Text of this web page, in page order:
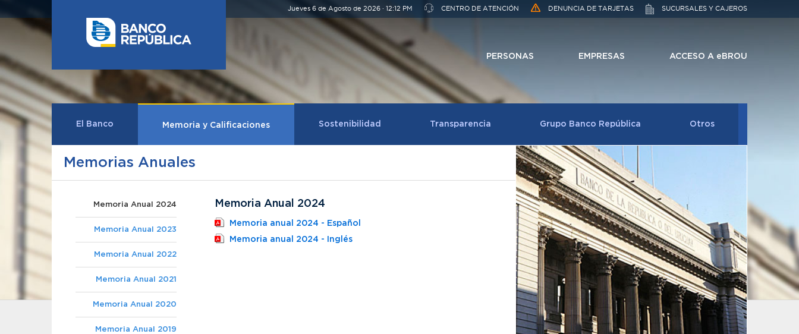
SUCURSALES Y CAJEROS
DENUNCIA DE TARJETAS
CENTRO DE ATENCIÓN
Jueves 6 de Agosto de 2026 · 12:12 PM
PERSONAS EMPRESAS ACCESO A eBROU
El Banco Memoria y Calificaciones Sostenibilidad Transparencia Grupo Banco República Otros
Memorias Anuales
Memoria Anual 2024
Memoria Anual 2023
Memoria Anual 2022
Memoria Anual 2021
Memoria Anual 2020
Memoria Anual 2019
Memoria Anual 2024
Memoria anual 2024 - Español
Memoria anual 2024 - Inglés